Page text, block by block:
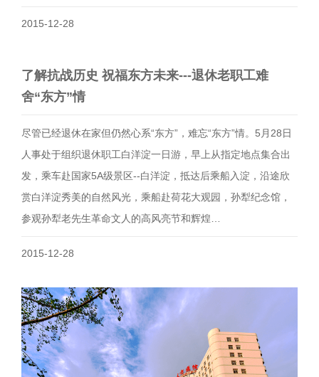
2015-12-28
了解抗战历史 祝福东方未来---退休老职工难
舍“东方”情
尽管已经退休在家但仍然心系“东方”，难忘“东方”情。5月28日
人事处于组织退休职工白洋淀一日游，早上从指定地点集合出
发，乘车赴国家5A级景区--白洋淀，抵达后乘船入淀，沿途欣
赏白洋淀秀美的自然风光，乘船赴荷花大观园，孙犁纪念馆，
参观孙犁老先生革命文人的高风亮节和辉煌…
2015-12-28